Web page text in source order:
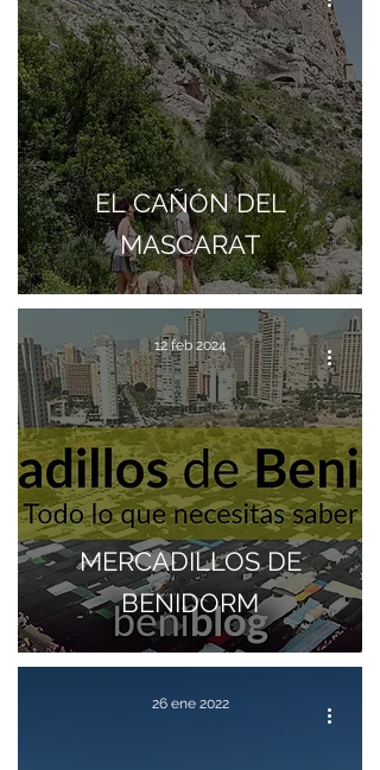
EL CAÑÓN DEL
MASCARAT
MERCADILLOS DE
BENIDORM
12 feb 2024
26 ene 2022